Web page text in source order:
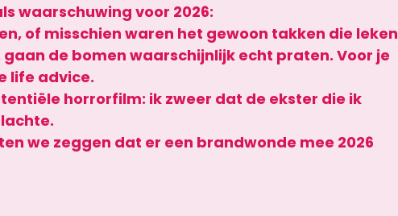
waarschuwing voor 2026:
, of misschien waren het gewoon takken die leken
gaan de bomen waarschijnlijk echt praten. Voor je
life advice.
horrorfilm: ik zweer dat de ekster die ik
we zeggen dat er een brandwonde mee 2026